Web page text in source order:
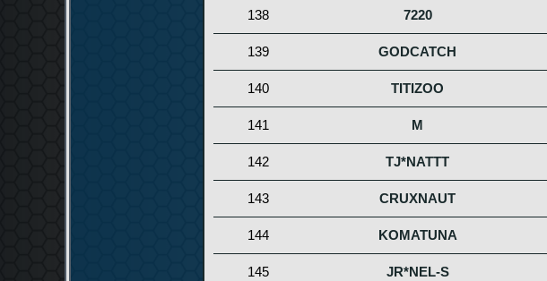
138 7220
139 GODCATCH
140 TITIZOO
141 M
142 TJ*NATTT
143 CRUXNAUT
144 KOMATUNA
145 JR*NEL-S